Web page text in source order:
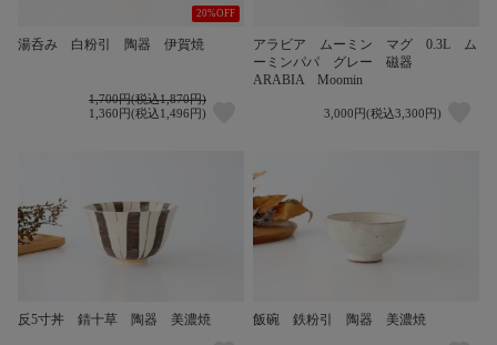
20%OFF
湯呑み 白粉引 陶器 伊賀焼
1,700円(税込1,870円)
1,360円(税込1,496円)
アラビア ムーミン マグ 0.3L ム
ーミンパパ グレー 磁器
ARABIA Moomin
3,000円(税込3,300円)
反5寸丼 錆十草 陶器 美濃焼 飯碗 鉄粉引 陶器 美濃焼